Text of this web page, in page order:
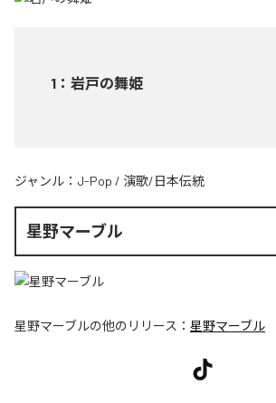
1 ： 岩戸の舞姫
ジャンル： J-Pop / 演歌/日本伝統
星野マーブル
星野マーブルの他のリリース： 星野マーブル